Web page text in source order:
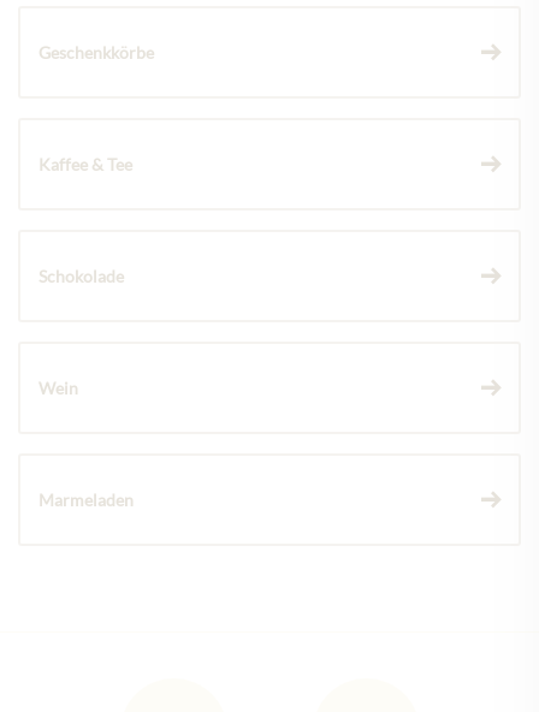
Geschenkkörbe
Kaffee & Tee
Schokolade
Wein
Marmeladen